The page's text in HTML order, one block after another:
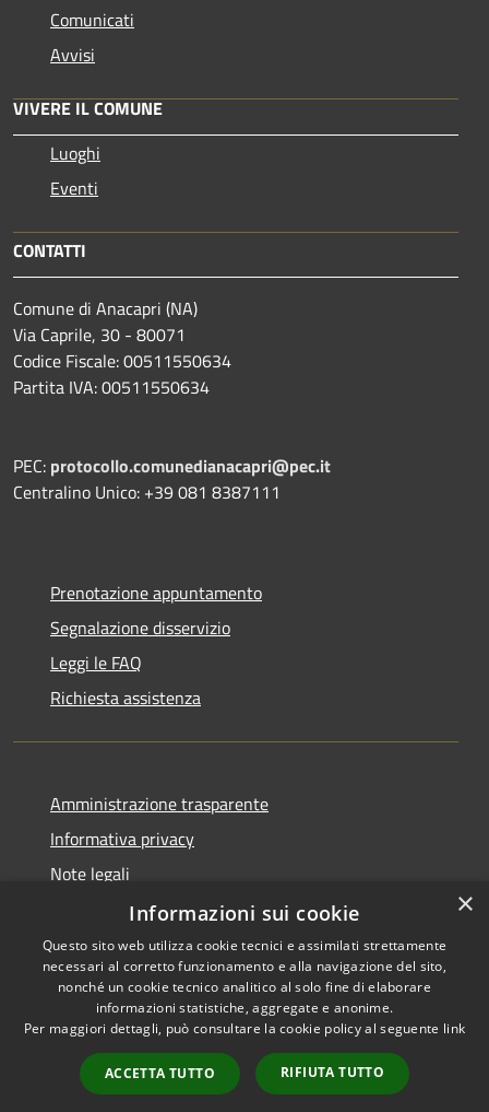
Comunicati
Avvisi
VIVERE IL COMUNE
Luoghi
Eventi
CONTATTI
Comune di Anacapri (NA)
Via Caprile, 30 - 80071
Codice Fiscale: 00511550634
Partita IVA: 00511550634
PEC: protocollo.comunedianacapri@pec.it
Centralino Unico: +39 081 8387111
Prenotazione appuntamento
Segnalazione disservizio
Leggi le FAQ
Richiesta assistenza
Amministrazione trasparente
Informativa privacy
Note legali
Dichiarazione di accessibilità
RSS
Accessibilità
Copyright © 2026 • Comune di
Anacapri • Powered by
Municipium•
Accesso
redazione
×
Informazioni sui cookie
Questo sito web utilizza cookie tecnici e assimilati strettamente
necessari al corretto funzionamento e alla navigazione del sito,
nonché un cookie tecnico analitico al solo fine di elaborare
informazioni statistiche, aggregate e anonime.
Per maggiori dettagli, può consultare la cookie policy al seguente link
ACCETTA TUTTO RIFIUTA TUTTO